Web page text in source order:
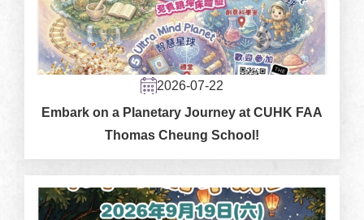
2026-07-22
Embark on a Planetary Journey at CUHK FAA
Thomas Cheung School!